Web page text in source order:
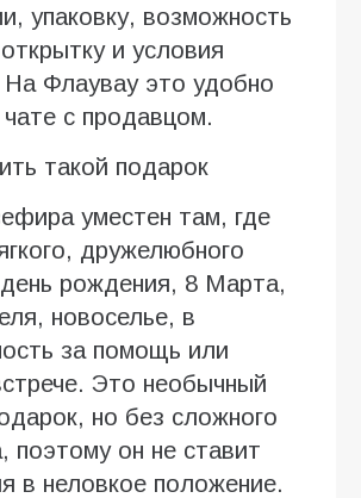
упаковку, возможность
и условия
На Флаувау это удобно
с продавцом.
такой подарок
уместен там, где
дружелюбного
рождения, 8 Марта,
новоселье, в
за помощь или
Это необычный
но без сложного
поэтому он не ставит
в неловкое положение.